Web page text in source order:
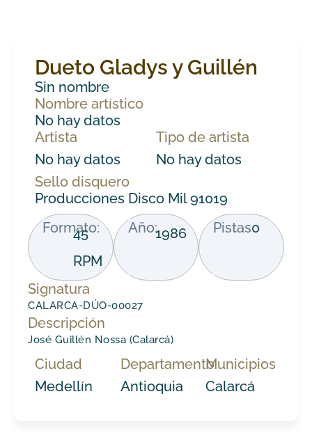
Dueto Gladys y Guillén
Sin nombre
Nombre artístico
No hay datos
Artista
No hay datos
Tipo de artista
No hay datos
Sello disquero
Producciones Disco Mil 91019
Formato:
45
RPM
Año:1986 Pistas0
Signatura
CALARCA-DÚO-00027
Descripción
José Guillén Nossa (Calarcá)
Ciudad
Medellín
Departamento
Antioquia
Municipios
Calarcá